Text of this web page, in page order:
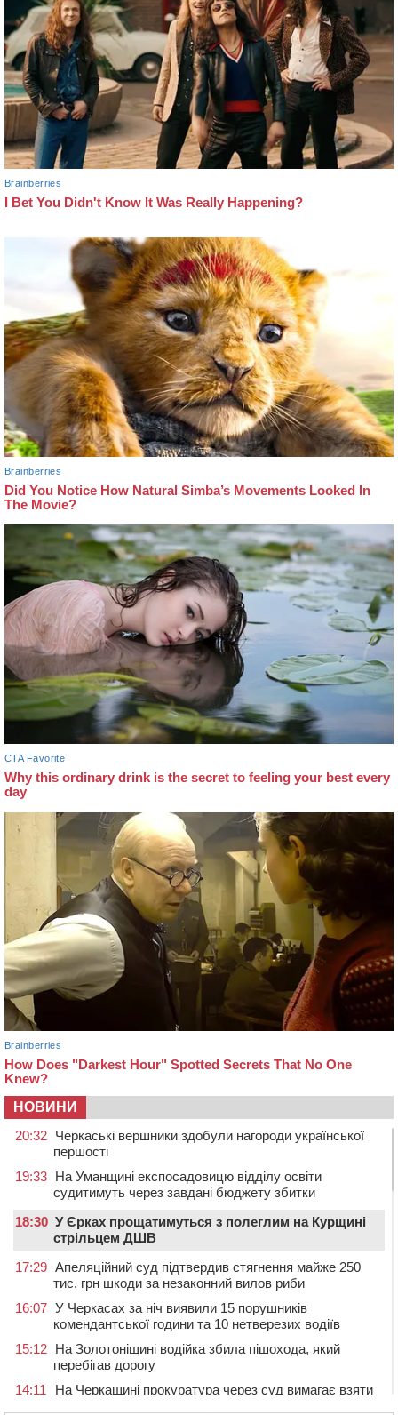
НОВИНИ
20:32 Черкаські вершники здобули нагороди української
першості
19:33 На Уманщині експосадовицю відділу освіти
судитимуть через завдані бюджету збитки
18:30 У Єрках прощатимуться з полеглим на Курщині
стрільцем ДШВ
17:29 Апеляційний суд підтвердив стягнення майже 250
тис. грн шкоди за незаконний вилов риби
16:07 У Черкасах за ніч виявили 15 порушників
комендантської години та 10 нетверезих водіїв
15:12 На Золотоніщині водійка збила пішохода, який
перебігав дорогу
14:11
На Черкащині прокуратура через суд вимагає взяти